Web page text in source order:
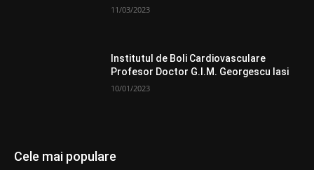
11/03/2023
Institutul de Boli Cardiovasculare
Profesor Doctor G.I.M. Georgescu Iasi
10/01/2023
Cele mai populare